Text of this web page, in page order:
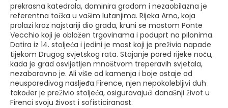
prekrasna katedrala, dominira gradom i nezaobilazna je
referentna točka u vašim lutanjima. Rijeka Arno, koja
prolazi kroz najstariji dio grada, kruni se mostom Ponte
Vecchio koji je obložen trgovinama i poduprt na pilonima.
Datira iz 14. stoljeća i jedini je most koji je preživio napade
tijekom Drugog svjetskog rata. Stajanje pored rijeke noću,
kada je grad osvijetljen mnoštvom treperavih svjetala,
nezaboravno je. Ali više od kamenja i boje ostaje od
neusporedivog nasljeđa Firence, njen nepokolebljivi duh
također je preživio stoljeća, osiguravajući današnji život u
Firenci svoju živost i sofisticiranost.